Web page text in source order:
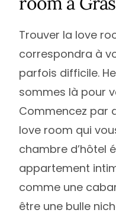
Trouver la love
correspondra à
parfois difficile.
sommes là pour
Commencez par
love room qui
chambre d’hôtel
appartement
comme une
être une bulle